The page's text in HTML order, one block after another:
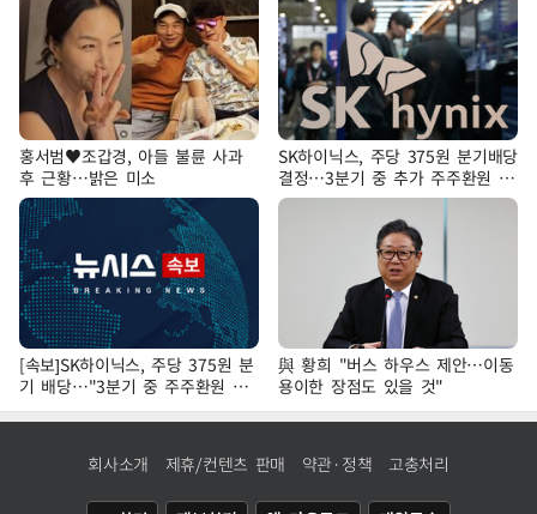
홍서범♥조갑경, 아들 불륜 사과
후 근황…밝은 미소
SK하이닉스, 주당 375원 분기배당
결정…3분기 중 추가 주주환원 발
표
[속보]SK하이닉스, 주당 375원 분
기 배당…"3분기 중 주주환원 방
안 확정"
與 황희 "버스 하우스 제안…이동
용이한 장점도 있을 것"
회사소개 제휴/컨텐츠 판매 약관·정책 고충처리